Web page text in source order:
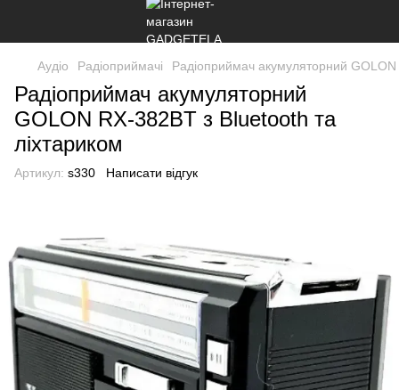
Аудіо Радіоприймачі Радіоприймач акумуляторний
Радіоприймач акумуляторний
GOLON RX-382BT з Bluetooth та
ліхтариком
Артикул: s330 Написати відгук